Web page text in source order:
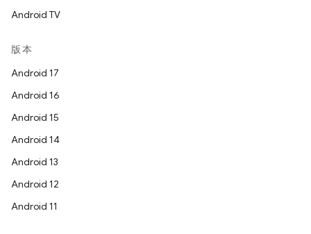
Android TV
版本
Android 17
Android 16
Android 15
Android 14
Android 13
Android 12
Android 11